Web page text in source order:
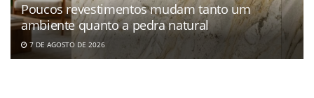
Poucos revestimentos mudam tanto um
ambiente quanto a pedra natural
7 DE AGOSTO DE 2026